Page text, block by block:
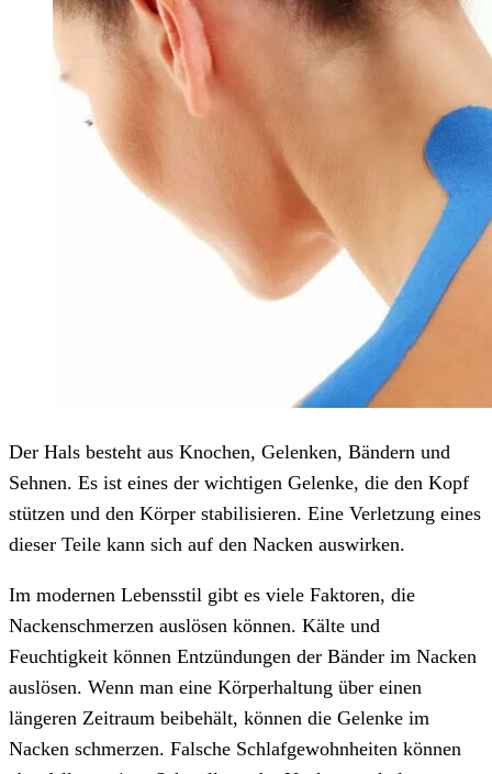
Der Hals besteht aus Knochen, Gelenken, Bändern und
Sehnen. Es ist eines der wichtigen Gelenke, die den Kopf
stützen und den Körper stabilisieren. Eine Verletzung eines
dieser Teile kann sich auf den Nacken auswirken.
Im modernen Lebensstil gibt es viele Faktoren, die
Nackenschmerzen auslösen können. Kälte und
Feuchtigkeit können Entzündungen der Bänder im Nacken
auslösen. Wenn man eine Körperhaltung über einen
längeren Zeitraum beibehält, können die Gelenke im
Nacken schmerzen. Falsche Schlafgewohnheiten können